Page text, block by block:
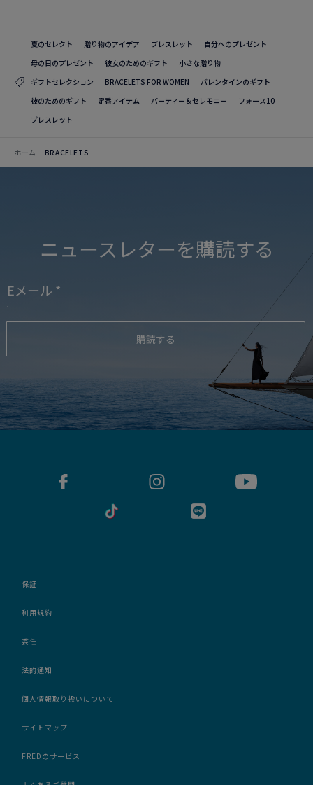
夏のセレクト 贈り物のアイデア ブレスレット
自分へのプレゼント
母の日のプレゼント
彼女のためのギフト
小さな贈り物
ギフトセレクション
BRACELETS FOR WOMEN
バレンタインのギフト
彼のためのギフト
定番アイテム パーティー＆セレモニー
フォース10
ブレスレット
ホーム BRACELETS
ニュースレターを購読する
購読する
保証
利用規約
委任
法的通知
個人情報取り扱いについて
サイトマップ
FREDのサービス